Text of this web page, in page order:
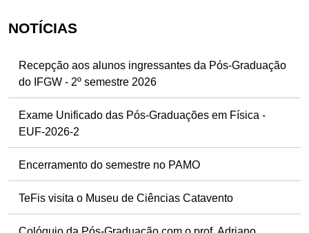
NOTÍCIAS
Recepção aos alunos ingressantes da Pós-Graduação
do IFGW - 2º semestre 2026
Exame Unificado das Pós-Graduações em Física -
EUF-2026-2
Encerramento do semestre no PAMO
TeFis visita o Museu de Ciências Catavento